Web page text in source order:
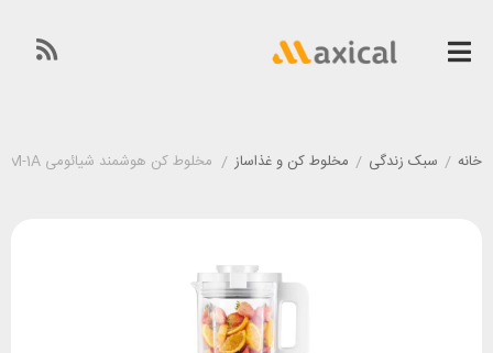
خانه / سبک زندگی / مخلوط کن و غذاساز / مخلوط کن هوشمند شیائومی Xiaomi Smart Blender MPBJ001ACM-1A